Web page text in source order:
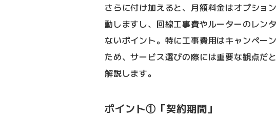
さらに付け加えると、月額料金はオプショ
動しますし、回線工事費やルーターのレン
ないポイント。特に工事費用はキャンペー
ため、サービス選びの際には重要な観点だ
解説します。
ポイント①「契約期間」